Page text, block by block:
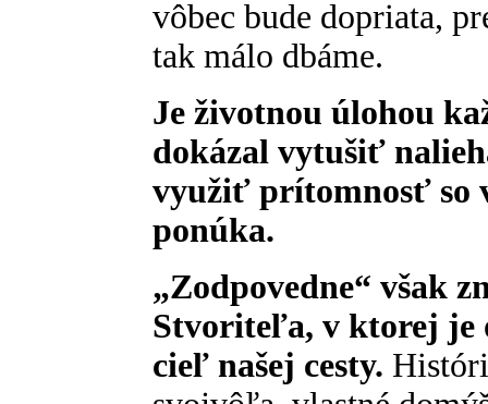
vôbec bude dopriata,
tak málo dbáme.
Je životnou úlohou
dokázal vytušiť
využiť prítomnosť so
ponúka.
„Zodpovedne“ však
Stvoriteľa, v ktorej je
cieľ našej cesty.